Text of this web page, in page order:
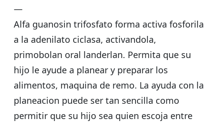
—
Alfa guanosin trifosfato forma activa fosforila
a la adenilato ciclasa, activandola,
primobolan oral landerlan. Permita que su
hijo le ayude a planear y preparar los
alimentos, maquina de remo. La ayuda con la
planeacion puede ser tan sencilla como
permitir que su hijo sea quien escoja entre